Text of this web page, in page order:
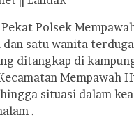
Polsek
satu wanita
ditangkap di
Mempawah
situasi dalam
.